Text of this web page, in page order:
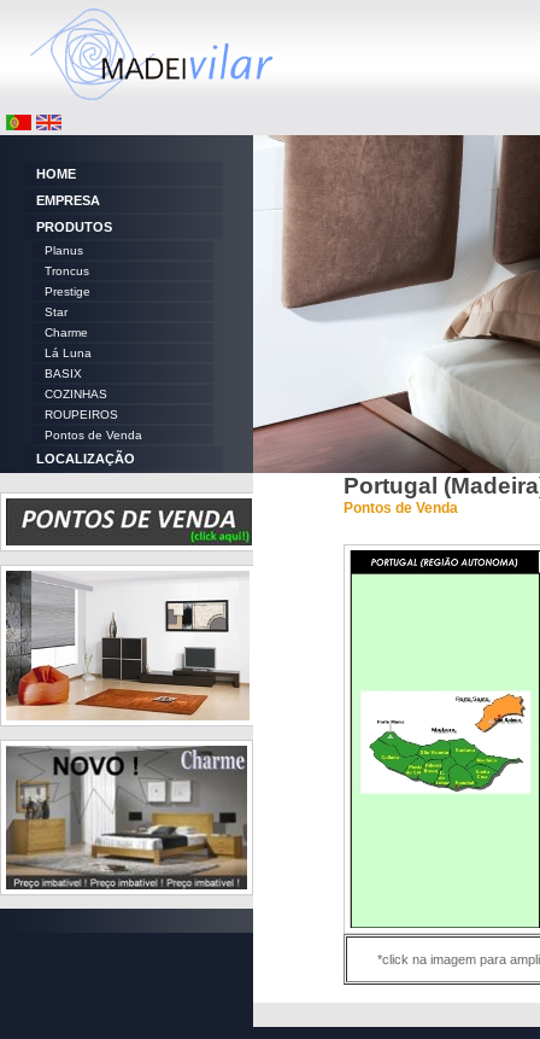
HOME
EMPRESA
PRODUTOS
Planus
Troncus
Prestige
Star
Charme
Lá Luna
BASIX
COZINHAS
ROUPEIROS
Pontos de Venda
LOCALIZAÇÃO
Portugal
Pontos de Venda
*click na imagem para